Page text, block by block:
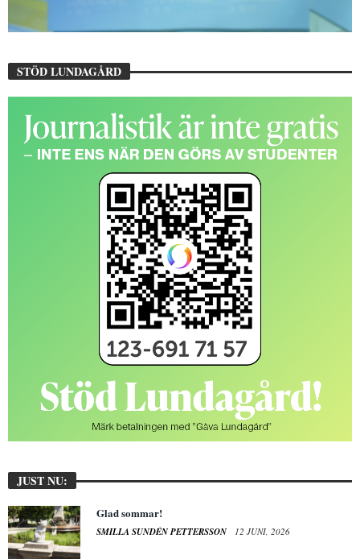
STÖD LUNDAGÅRD
JUST NU:
Glad sommar!
SMILLA SUNDÉN PETTERSSON 12 JUNI, 2026